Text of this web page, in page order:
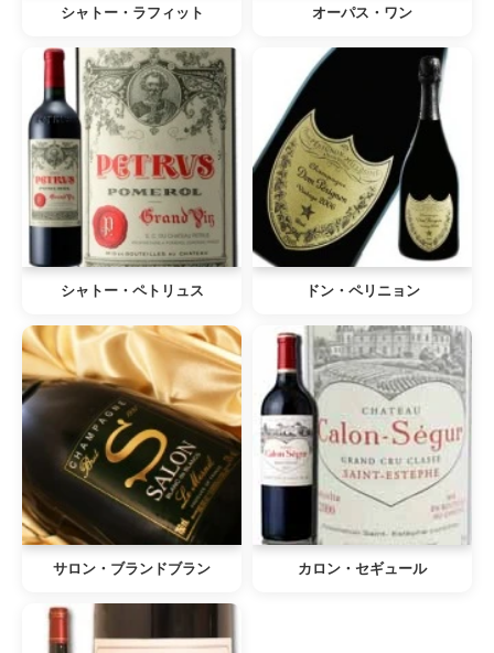
シャトー・ラフィット オーパス・ワン
シャトー・ペトリュス ドン・ペリニョン
サロン・ブランドブラン カロン・セギュール